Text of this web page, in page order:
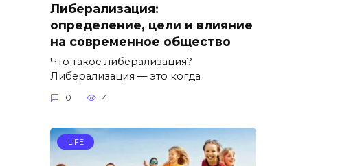
Либерализация:
определение, цели и влияние
на современное общество
Что такое либерализация?
Либерализация — это когда
0 4
LIFE